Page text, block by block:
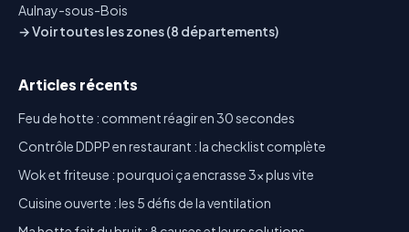
Aulnay-sous-Bois
→ Voir toutes les zones (8 départements)
Articles récents
Feu de hotte : comment réagir en 30 secondes
Contrôle DDPP en restaurant : la checklist complète
Wok et friteuse : pourquoi ça encrasse 3x plus vite
Cuisine ouverte : les 5 défis de la ventilation